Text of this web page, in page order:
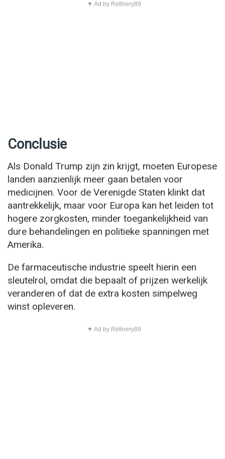
▼ Ad by Refinery89
Conclusie
Als Donald Trump zijn zin krijgt, moeten Europese
landen aanzienlijk meer gaan betalen voor
medicijnen. Voor de Verenigde Staten klinkt dat
aantrekkelijk, maar voor Europa kan het leiden tot
hogere zorgkosten, minder toegankelijkheid van
dure behandelingen en politieke spanningen met
Amerika.
De farmaceutische industrie speelt hierin een
sleutelrol, omdat die bepaalt of prijzen werkelijk
veranderen of dat de extra kosten simpelweg
winst opleveren.
▼ Ad by Refinery89